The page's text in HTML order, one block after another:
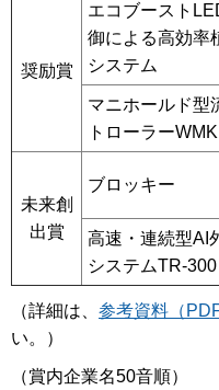
奨励賞
エコブースト
御による高効率
システム
マニホールド型
トローラーWMK
未来創
出賞
ブロッキー
高速・連続型AI
システムTR-300
（詳細は、 参考資料（
い。）
（賞内企業名50音順）